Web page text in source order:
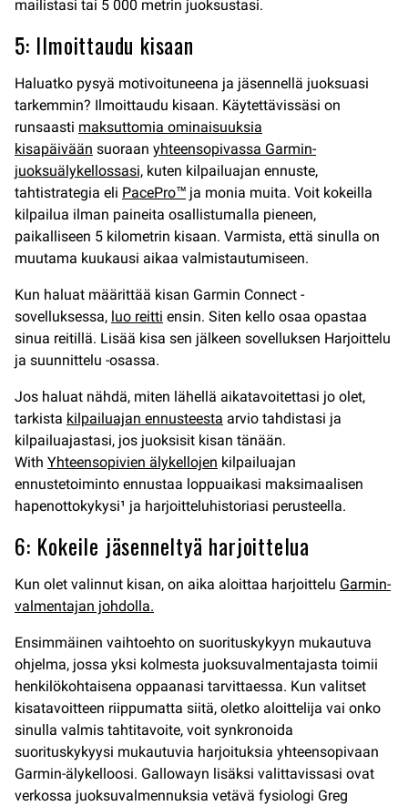
mailistasi tai 5 000 metrin juoksustasi.
5: Ilmoittaudu kisaan
Haluatko pysyä motivoituneena ja jäsennellä juoksuasi
tarkemmin? Ilmoittaudu kisaan. Käytettävissäsi on
runsaasti maksuttomia ominaisuuksia
kisapäivään suoraan yhteensopivassa Garmin-
juoksuälykellossasi, kuten kilpailuajan ennuste,
tahtistrategia eli PacePro™ ja monia muita. Voit kokeilla
kilpailua ilman paineita osallistumalla pieneen,
paikalliseen 5 kilometrin kisaan. Varmista, että sinulla on
muutama kuukausi aikaa valmistautumiseen.
Kun haluat määrittää kisan Garmin Connect -
sovelluksessa, luo reitti ensin. Siten kello osaa opastaa
sinua reitillä. Lisää kisa sen jälkeen sovelluksen Harjoittelu
ja suunnittelu -osassa.
Jos haluat nähdä, miten lähellä aikatavoitettasi jo olet,
tarkista kilpailuajan ennusteesta arvio tahdistasi ja
kilpailuajastasi, jos juoksisit kisan tänään.
With Yhteensopivien älykellojen kilpailuajan
ennustetoiminto ennustaa loppuaikasi maksimaalisen
hapenottokykysi¹ ja harjoitteluhistoriasi perusteella.
6: Kokeile jäsenneltyä harjoittelua
Kun olet valinnut kisan, on aika aloittaa harjoittelu Garmin-
valmentajan johdolla.
Ensimmäinen vaihtoehto on suorituskykyyn mukautuva
ohjelma, jossa yksi kolmesta juoksuvalmentajasta toimii
henkilökohtaisena oppaanasi tarvittaessa. Kun valitset
kisatavoitteen riippumatta siitä, oletko aloittelija vai onko
sinulla valmis tahtitavoite, voit synkronoida
suorituskykyysi mukautuvia harjoituksia yhteensopivaan
Garmin-älykelloosi. Gallowayn lisäksi valittavissasi ovat
verkossa juoksuvalmennuksia vetävä fysiologi Greg